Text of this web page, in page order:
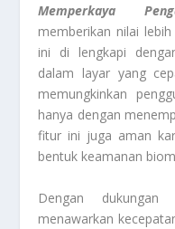
Memperkaya
memberikan nilai
ini di lengkapi
dalam layar yang
memungkinkan
hanya dengan
fitur ini juga aman
bentuk keamanan
Dengan
menawarkan